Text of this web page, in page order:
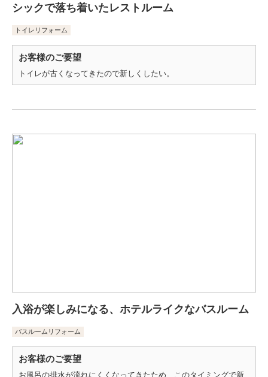
シックで落ち着いたレストルーム
トイレリフォーム
お客様のご要望
トイレが古くなってきたので新しくしたい。
入浴が楽しみになる、ホテルライクなバスルーム
バスルームリフォーム
お客様のご要望
お風呂の排水が流れにくくなってきたため、このタイミングで新